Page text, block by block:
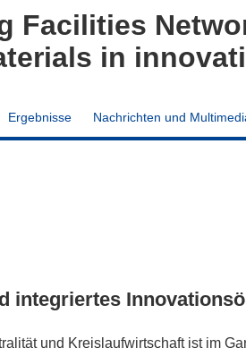
Facilities
in
Ergebnisse Nachrichten und
integriertes
und Kreislaufwirtschaft ist im